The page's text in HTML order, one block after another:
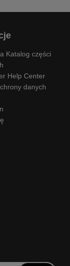
Katalog części
Help Center
danych